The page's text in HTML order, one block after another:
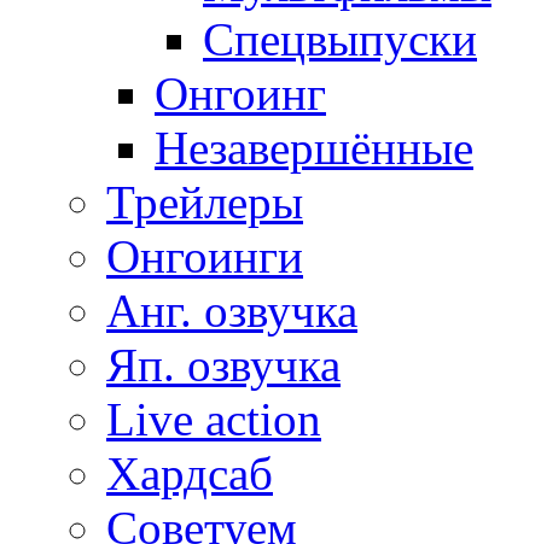
Спецвыпуски
Онгоинг
Незавершённые
Трейлеры
Онгоинги
Анг. озвучка
Яп. озвучка
Live action
Хардсаб
Советуем